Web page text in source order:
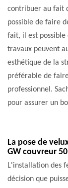
contribuer au fait
possible de faire
fait, il est
travaux peuvent
esthétique de la
préférable de
professionnel.
pour assurer un
La pose de
GW couvreur
L'installation des
décision que